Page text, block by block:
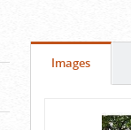
Onglet
Images(cliquer
pour
voir